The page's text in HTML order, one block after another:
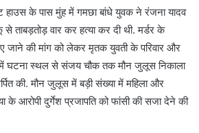
हाउस के पास मुंह में गमछा बांधे युवक ने रंजना यादव
से ताबड़तोड़ वार कर हत्या कर दी थी. मर्डर के
जाने की मांग को लेकर मृतक युवती के परिवार और
में घटना स्थल से संजय चौक तक मौन जुलूस निकाला
की. मौन जुलूस में बड़ी संख्या में महिला और
के आरोपी दुर्गेश प्रजापति को फांसी की सजा देने की